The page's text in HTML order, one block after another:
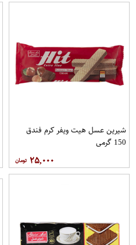
شیرین عسل هیت ویفر کرم فندق
150 گرمی
۲۵,۰۰۰